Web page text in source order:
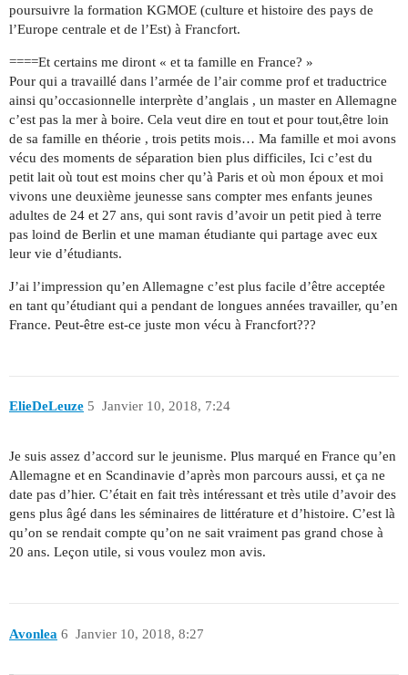
poursuivre la formation KGMOE (culture et histoire des pays de
l’Europe centrale et de l’Est) à Francfort.
====Et certains me diront « et ta famille en France? »
Pour qui a travaillé dans l’armée de l’air comme prof et traductrice
ainsi qu’occasionnelle interprète d’anglais , un master en Allemagne
c’est pas la mer à boire. Cela veut dire en tout et pour tout,être loin
de sa famille en théorie , trois petits mois… Ma famille et moi avons
vécu des moments de séparation bien plus difficiles, Ici c’est du
petit lait où tout est moins cher qu’à Paris et où mon époux et moi
vivons une deuxième jeunesse sans compter mes enfants jeunes
adultes de 24 et 27 ans, qui sont ravis d’avoir un petit pied à terre
pas loind de Berlin et une maman étudiante qui partage avec eux
leur vie d’étudiants.
J’ai l’impression qu’en Allemagne c’est plus facile d’être acceptée
en tant qu’étudiant qui a pendant de longues années travailler, qu’en
France. Peut-être est-ce juste mon vécu à Francfort???
ElieDeLeuze Janvier 10, 2018, 7:24
5
Je suis assez d’accord sur le jeunisme. Plus marqué en France qu’en
Allemagne et en Scandinavie d’après mon parcours aussi, et ça ne
date pas d’hier. C’était en fait très intéressant et très utile d’avoir des
gens plus âgé dans les séminaires de littérature et d’histoire. C’est là
qu’on se rendait compte qu’on ne sait vraiment pas grand chose à
20 ans. Leçon utile, si vous voulez mon avis.
Avonlea Janvier 10, 2018, 8:27
6